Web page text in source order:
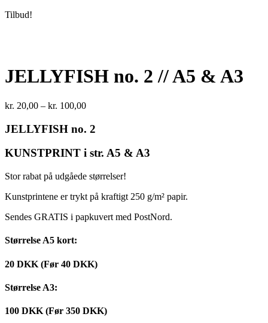
Tilbud!
JELLYFISH no. 2 // A5 & A3
kr. 20,00 – kr. 100,00Prisinterval:
til
JELLYFISH no. 2
KUNSTPRINT i str. A5 & A3
Stor rabat på udgåede størrelser!
Kunstprintene er trykt på kraftigt 250 g/m² papir.
Sendes GRATIS i papkuvert med PostNord.
Størrelse A5 kort:
20 DKK (Før 40 DKK)
Størrelse A3:
100 DKK (Før 350 DKK)